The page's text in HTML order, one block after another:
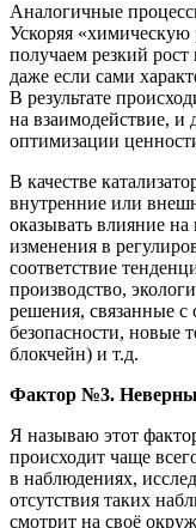
Аналогичные
Ускоряя
получаем резкий
даже если сами
В результате
на взаимодействие, и
оптимизации
В качестве
внутренние или
оказывать влияние на
изменения в
соответствие
производство,
решения, связанные
безопасности, новые
блокчейн) и т.д.
Фактор №3.
Я называю этот
происходит чаще
в наблюдениях,
отсутствия таких
смотрит на своё